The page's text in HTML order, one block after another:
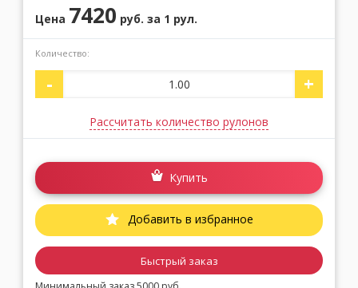
Цена 7420 руб. за 1 рул.
Количество:
- +
Рассчитать количество рулонов
Купить
Добавить в избранное
Быстрый заказ